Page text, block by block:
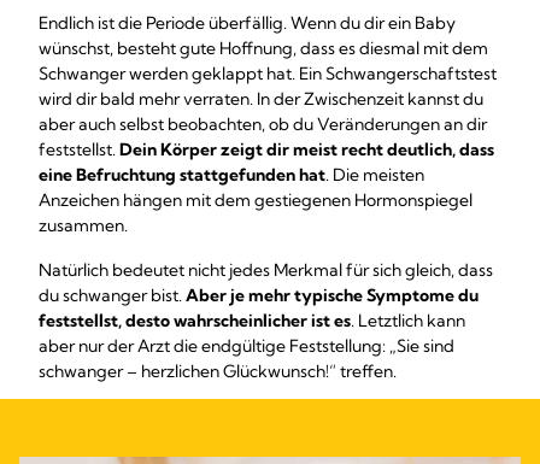
Endlich ist die Periode überfällig. Wenn du dir ein Baby
wünschst, besteht gute Hoffnung, dass es diesmal mit dem
Schwanger werden geklappt hat. Ein Schwangerschaftstest
wird dir bald mehr verraten. In der Zwischenzeit kannst du
aber auch selbst beobachten, ob du Veränderungen an dir
feststellst.Dein Körper zeigt dir meist recht deutlich, dass
eine Befruchtung stattgefunden hat. Die meisten
Anzeichen hängen mit dem gestiegenen Hormonspiegel
zusammen.
Natürlich bedeutet nicht jedes Merkmal für sich gleich, dass
du schwanger bist.Aber je mehr typische Symptome du
feststellst, desto wahrscheinlicher ist es. Letztlich kann
aber nur der Arzt die endgültige Feststellung: „Sie sind
schwanger – herzlichen Glückwunsch!“ treffen.